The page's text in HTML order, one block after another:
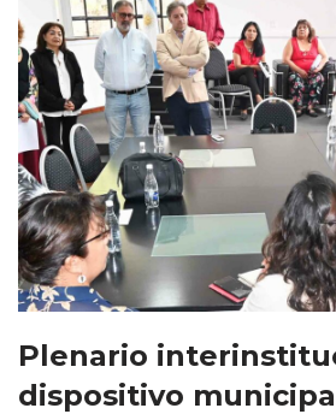
Plenario
dispositivo